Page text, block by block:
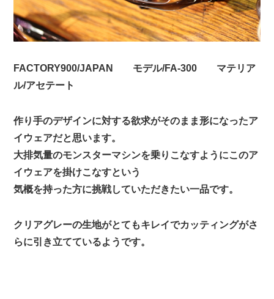
FACTORY900/JAPAN モデル/FA-300 マテリア
ル/アセテート
作り手のデザインに対する欲求がそのまま形になったア
イウェアだと思います。
大排気量のモンスターマシンを乗りこなすようにこのア
イウェアを掛けこなすという
気概を持った方に挑戦していただきたい一品です。
クリアグレーの生地がとてもキレイでカッティングがさ
らに引き立てているようです。